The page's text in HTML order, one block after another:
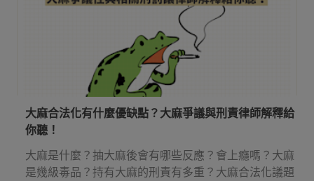
大麻合法化有什麼優缺點？大麻爭議與刑責律師解釋給
你聽！
大麻是什麼？抽大麻後會有哪些反應？會上癮嗎？大麻
是幾級毒品？持有大麻的刑責有多重？大麻合法化議題